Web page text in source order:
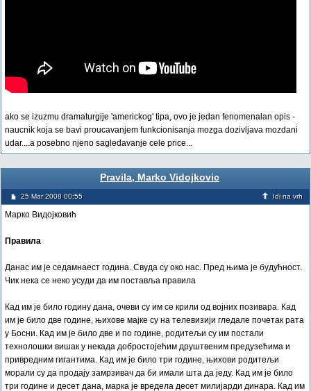
ako se izuzmu dramaturgije 'americkog' tipa, ovo je jedan fenomenalan opis -
naucnik koja se bavi proucavanjem funkcionisanja mozga dozivljava mozdani
udar....a posebno njeno sagledavanje cele price...
Pravila, Marko Vidojkovic
25 Mar 2008 00:55 Idi na vrh
Марко Видојковић
Правила
Данас им је седамнаест година. Свуда су око нас. Пред њима је будућност.
Чик нека се неко усуди да им поставља правила
Кад им је било годину дана, очеви су им се крили од војних позивара. Кад
им је било две године, њихове мајке су на телевизији гледале почетак рата
у Босни. Кад им је било две и по године, родитељи су им постали
технолошки вишак у некада добростојећим друштвеним предузећима и
привредним гигантима. Кад им је било три године, њихови родитељи
морали су да продају замрзивач да би имали шта да једу. Кад им је било
три године и десет дана, марка је вредела десет милијарди динара. Кад им